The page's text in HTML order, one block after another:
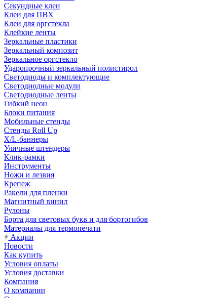
Секундные клеи
Клеи для ПВХ
Клеи для оргстекла
Клейкие ленты
Зеркальные пластики
Зеркальный композит
Зеркальное оргстекло
Ударопрочный зеркальный полистирол
Светодиоды и комплектующие
Светодиодные модули
Светодиодные ленты
Гибкий неон
Блоки питания
Мобильные стенды
Стенды Roll Up
X/L-баннеры
Уличные штендеры
Клик-рамки
Инструменты
Ножи и лезвия
Крепеж
Ракели для пленки
Магнитный винил
Рулоны
Борта для световых букв и для бортогибов
Материалы для термопечати
Акции
Новости
Как купить
Условия оплаты
Условия доставки
Компания
О компании